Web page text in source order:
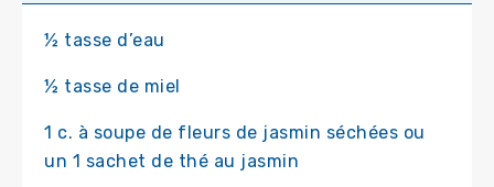
½ tasse d’eau
½ tasse de miel
1 c. à soupe de fleurs de jasmin séchées ou
un 1 sachet de thé au jasmin